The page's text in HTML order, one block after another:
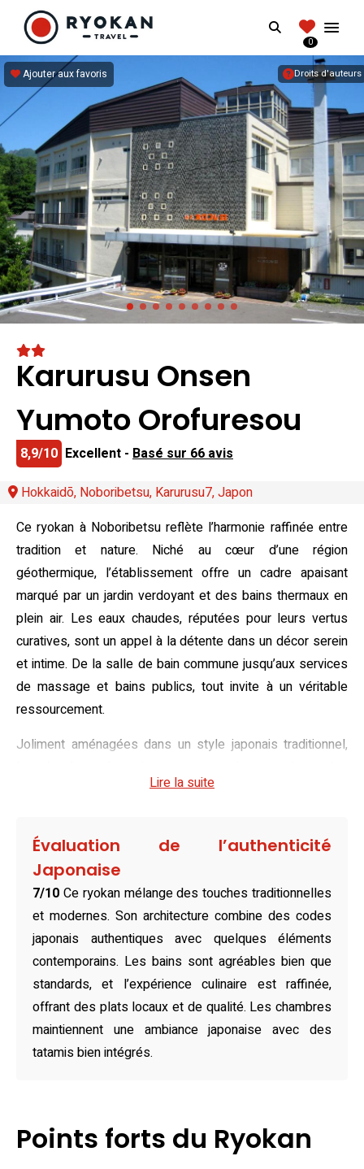
RYOKANTRAVEL
Vivez l'expérience authentique d'un Ryokan
Search
0
Droits d'auteurs
Ajouter aux favoris
Karurusu Onsen
Yumoto Orofuresou
8,9/10 Excellent - Basé sur 66 avis
Hokkaidō, Noboribetsu, Karurusu7, Japon
Ce ryokan à Noboribetsu reflète l’harmonie raffinée entre
tradition et nature. Niché au cœur d’une région
géothermique, l’établissement offre un cadre apaisant
marqué par un jardin verdoyant et des bains thermaux en
plein air. Les eaux chaudes, réputées pour leurs vertus
curatives, sont un appel à la détente dans un décor serein
et intime. De la salle de bain commune jusqu’aux services
de massage et bains publics, tout invite à un véritable
ressourcement.
Joliment aménagées dans un style japonais traditionnel,
futons pour un confort authentique. Certaines offrent une
profondément immersive. Grâce à des installations
modernes et des commodités adaptées à tous, y compris
aux familles et aux personnes à mobilité réduite, chaque
séjour promet d’être à la fois pratique et serein.
Que vous préfériez savourer des plats directement au
restaurant du ryokan ou explorer les établissements à
proximité, les options gastronomiques ne manquent pas.
Les spécialités locales, notamment à base de fruits de
mer et de crabe, raviront les amateurs de cuisine
japonaise. Le restaurant sur place allie modernité et
Lire la suite
Évaluation de l’authenticité
Japonaise
7/10 Ce ryokan mélange des touches traditionnelles
et modernes. Son architecture combine des codes
japonais authentiques avec quelques éléments
contemporains. Les bains sont agréables bien que
standards, et l’expérience culinaire est raffinée,
offrant des plats locaux et de qualité. Les chambres
maintiennent une ambiance japonaise avec des
tatamis bien intégrés.
Points forts du Ryokan